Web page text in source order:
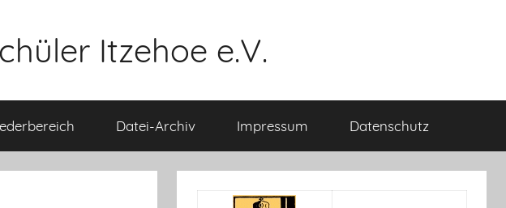
Itzehoe e.V.
Datei-Archiv Impressum Datenschutz